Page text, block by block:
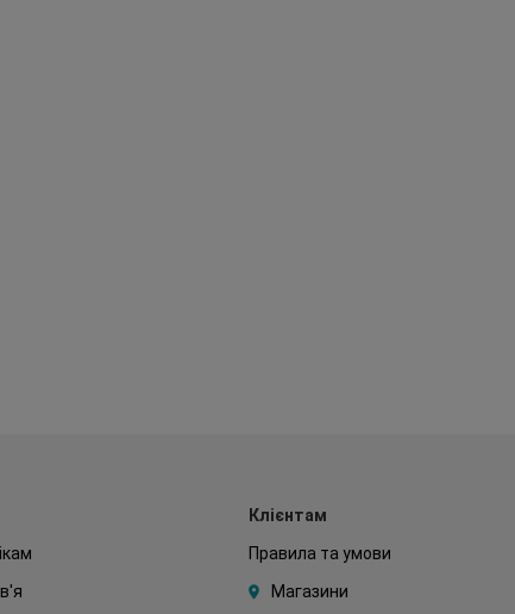
Клієнтам
Правила та умови
Магазини